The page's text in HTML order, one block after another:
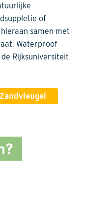
of
samen met
Waterproof
Rijksuniversiteit